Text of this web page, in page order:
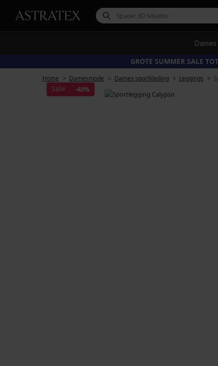
Dames
GROTE SUMMER SALE
Home Damesmode Dames sportkleding Leggings
Sale -40%